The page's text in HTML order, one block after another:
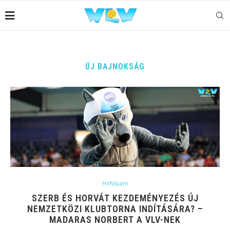
ÚJ BAJNOKSÁG
Hírfolyam
SZERB ÉS HORVÁT KEZDEMÉNYEZÉS ÚJ
NEMZETKÖZI KLUBTORNA INDÍTÁSÁRA? –
MADARAS NORBERT A VLV-NEK